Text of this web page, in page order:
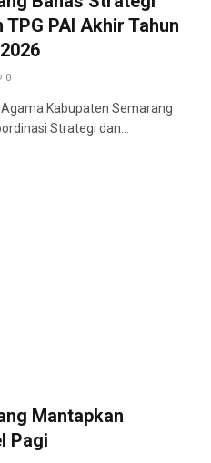
PAI Akhir Tahun
0
Kabupaten Semarang
Strategi dan…
Mantapkan
Pagi